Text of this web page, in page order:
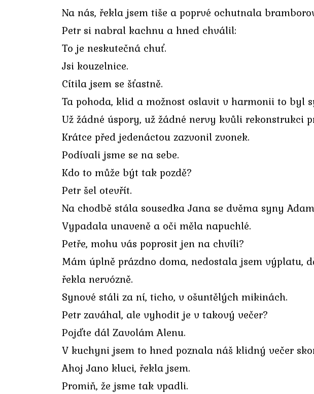
Na nás, řekla jsem tiše a poprvé ochutnala
Petr si nabral kachnu a hned chválil:
To je neskutečná chuť.
Jsi kouzelnice.
Cítila jsem se šťastně.
Ta pohoda, klid a možnost oslavit v harmonii to byl
Už žádné úspory, už žádné nervy kvůli rekonstrukci
Krátce před jedenáctou zazvonil zvonek.
Podívali jsme se na sebe.
Kdo to může být tak pozdě?
Petr šel otevřít.
Na chodbě stála sousedka Jana se dvěma syny
Vypadala unaveně a oči měla napuchlé.
Petře, mohu vás poprosit jen na chvíli?
Mám úplně prázdno doma, nedostala jsem
řekla nervózně.
Synové stáli za ní, ticho, v ošuntělých mikinách.
Petr zaváhal, ale vyhodit je v takový večer?
Pojďte dál Zavolám Alenu.
V kuchyni jsem to hned poznala náš klidný večer
Ahoj Jano kluci, řekla jsem.
Promiň, že jsme tak vpadli.